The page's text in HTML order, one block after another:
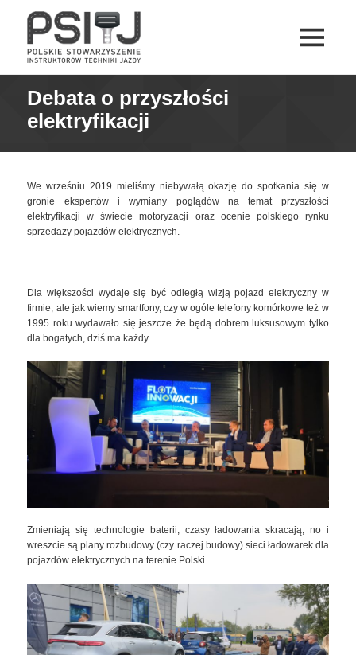
PSITJ
I
Debata o przyszłości
elektryfikacji
We wrześniu 2019 mieliśmy niebywałą okazję do spotkania się w
gronie ekspertów i wymiany poglądów na temat przyszłości
elektryfikacji w świecie motoryzacji oraz ocenie polskiego rynku
sprzedaży pojazdów elektrycznych.
Dla większości wydaje się być odległą wizją pojazd elektryczny w
firmie, ale jak wiemy smartfony, czy w ogóle telefony komórkowe też w
1995 roku wydawało się jeszcze że będą dobrem luksusowym tylko
dla bogatych, dziś ma każdy.
Zmieniają się technologie baterii, czasy ładowania skracają, no i
wreszcie są plany rozbudowy (czy raczej budowy) sieci ładowarek dla
pojazdów elektrycznych na terenie Polski.